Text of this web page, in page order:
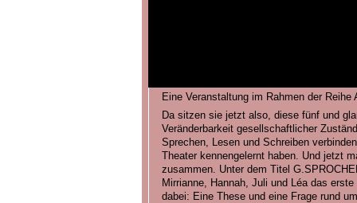
Eine Veranstaltung im Rahmen der
Da sitzen sie jetzt also, diese fünf und
Veränderbarkeit gesellschaftlicher
Sprechen, Lesen und Schreiben
Theater kennengelernt haben. Und jetzt
zusammen. Unter dem Titel
Mirrianne, Hannah, Juli und Léa das
dabei: Eine These und eine Frage rund